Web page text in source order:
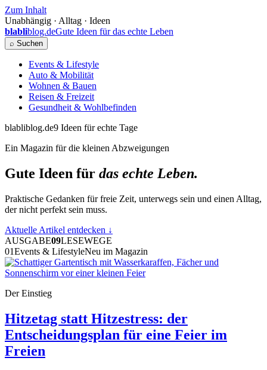
Zum Inhalt
Unabhängig · Alltag · Ideen
blabliblog.deGute Ideen für das echte Leben
⌕ Suchen
Events & Lifestyle
Auto & Mobilität
Wohnen & Bauen
Reisen & Freizeit
Gesundheit & Wohlbefinden
blabliblog.de9 Ideen für echte Tage
Ein Magazin für die kleinen Abzweigungen
Gute Ideen für das echte Leben.
Praktische Gedanken für freie Zeit, unterwegs sein und einen Alltag,
der nicht perfekt sein muss.
Aktuelle Artikel entdecken ↓
AUSGABE09LESEWEGE
01Events & LifestyleNeu im Magazin
Der Einstieg
Hitzetag statt Hitzestress: der
Entscheidungsplan für eine Feier im
Freien